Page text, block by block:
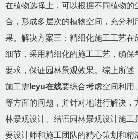
在植物选择上，可以根据不同植物的
合，形成多层次的植物空间，充分利
果。解决方案三：精细化施工工艺在
细节，采用精细化的施工工艺，确保
要求，保证园林景观效果。综上所述
施工需 leyu在线要综合考虑空间利用
等方面的问题，并针对地进行解决，
林景观设计。结语园林景观设计施工
要设计师和施工团队的精心策划和精